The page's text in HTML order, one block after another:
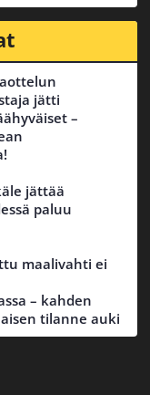
jätti
–
jättää
paluu
maalivahti ei
– kahden
tilanne auki